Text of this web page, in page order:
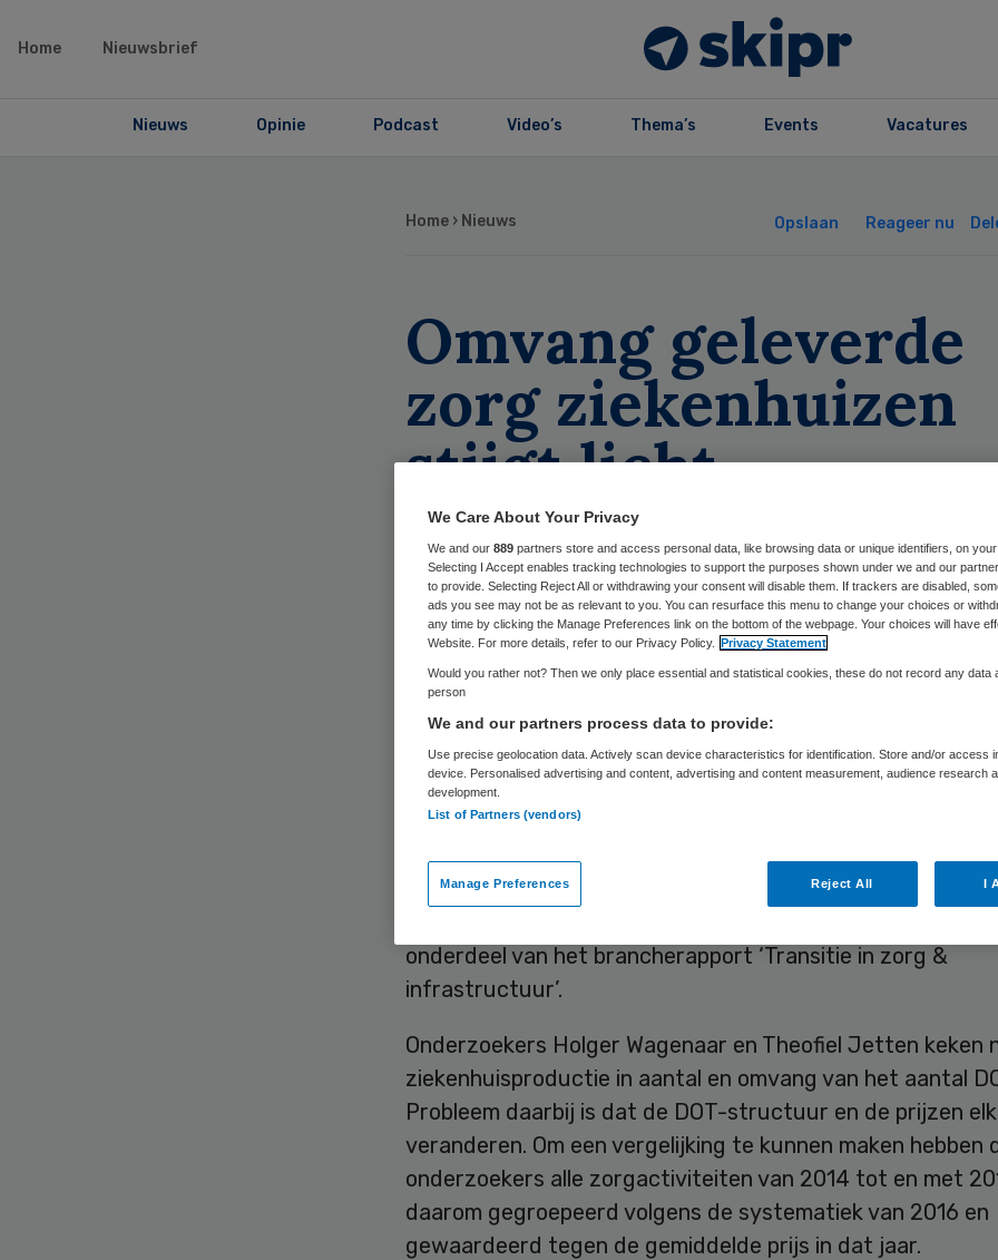
Home Nieuwsbrief
Nieuws Opinie Podcast Video’s Thema’s Events Vacatures
Home › Nieuws Opslaan Reageer nu
Omvang geleverde
zorg ziekenhuizen
stijgt licht
Skipr Redactie 17 januari 2018,11:00 35 keer gelezen
De omvang van de geleverde zorg door ziekenhuizen is de
afgelopen jaren licht gestegen, met zo’n anderhalf
beperkte groei komt volledig voor rekening van de
Topklinische opleidingsZiekenhuizen (STZ), terwijl de
ziekenhuizen gelijk bleven in volume.
Dat stellen onderzoekers van adviesbureaus AT Osborne
Performation in hun analyse naar de
onderdeel van het brancherapport ‘Transitie in zorg &
infrastructuur’.
Onderzoekers Holger Wagenaar en Theofiel Jetten keken
ziekenhuisproductie in aantal en omvang van het aantal
Probleem daarbij is dat de DOT-structuur en de prijzen
veranderen. Om een vergelijking te kunnen maken hebben
onderzoekers alle zorgactiviteiten van 2014 tot en met
daarom gegroepeerd volgens de systematiek van 2016 en
gewaardeerd tegen de gemiddelde prijs in dat jaar.
We Care About Your Privacy
We and our 889 partners store and access personal data, like browsing data or unique identifiers, on your
Selecting I Accept enables tracking technologies to support the purposes shown under we and our
to provide. Selecting Reject All or withdrawing your consent will disable them. If trackers are disabled,
ads you see may not be as relevant to you. You can resurface this menu to change your choices or
any time by clicking the Manage Preferences link on the bottom of the webpage. Your choices will have
Website. For more details, refer to our Privacy Policy. Privacy Statement
Would you rather not? Then we only place essential and statistical cookies, these do not record any data
person
We and our partners process data to provide:
Use precise geolocation data. Actively scan device characteristics for identification. Store and/or access
device. Personalised advertising and content, advertising and content measurement, audience research
development.
List of Partners (vendors)
Manage Preferences Reject All I